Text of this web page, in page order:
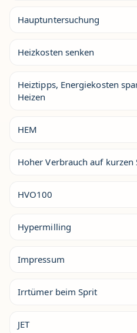
Hauptuntersuchung
Heizkosten senken
Heiztipps, Energiekosten
Heizen
HEM
Hoher Verbrauch auf kurzen
HVO100
Hypermilling
Impressum
Irrtümer beim Sprit
JET